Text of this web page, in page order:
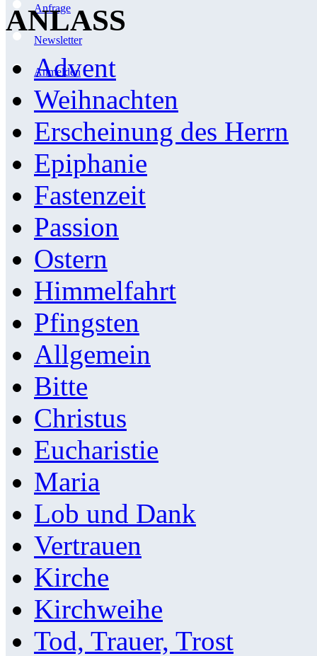
Anfrage
Newsletter
Anmelden
ANLASS
Advent
Weihnachten
Erscheinung des Herrn
Epiphanie
Fastenzeit
Passion
Ostern
Himmelfahrt
Pfingsten
Allgemein
Bitte
Christus
Eucharistie
Maria
Lob und Dank
Vertrauen
Kirche
Kirchweihe
Tod, Trauer, Trost